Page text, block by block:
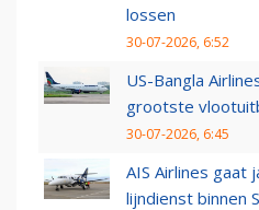
lossen
30-07-2026, 6:52
US-Bangla
grootste
30-07-2026, 6:45
AIS Airlines gaat
lijndienst binnen